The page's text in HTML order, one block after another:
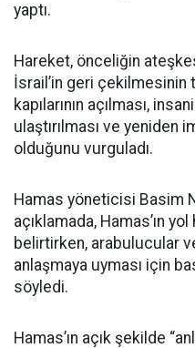
yaptı.
Hareket, önceliğin
İsrail’in geri çekilmesinin
kapılarının açılması,
ulaştırılması ve yeniden
olduğunu vurguladı.
Hamas yöneticisi Basim
açıklamada, Hamas’ın
belirtirken, arabulucular
anlaşmaya uyması için
söyledi.
Hamas’ın açık şekilde